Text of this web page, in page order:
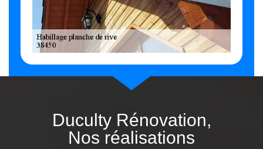
Duculty Rénovation,
Nos réalisations